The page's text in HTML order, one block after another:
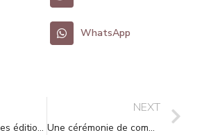
WhatsApp
Trail des Cadoles édition 2025
NEXT
Une cérémonie de commémoration du 11 Novembre particulièrement suivie